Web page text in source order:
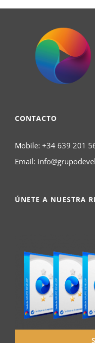
CONTACTO
Mobile: +34 639 201
Email:
ÚNETE A NUESTRA